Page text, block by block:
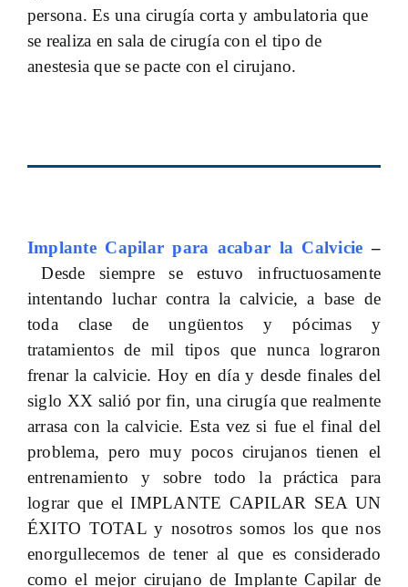
persona. Es una cirugía corta y ambulatoria que
se realiza en sala de cirugía con el tipo de
anestesia que se pacte con el cirujano.
Implante Capilar para acabar la Calvicie –
Desde siempre se estuvo infructuosamente
intentando luchar contra la calvicie, a base de
toda clase de ungüentos y pócimas y
tratamientos de mil tipos que nunca lograron
frenar la calvicie. Hoy en día y desde finales del
siglo XX salió por fin, una cirugía que realmente
arrasa con la calvicie. Esta vez si fue el final del
problema, pero muy pocos cirujanos tienen el
entrenamiento y sobre todo la práctica para
lograr que el IMPLANTE CAPILAR SEA UN
ÉXITO TOTAL y nosotros somos los que nos
enorgullecemos de tener al que es considerado
como el mejor cirujano de Implante Capilar de